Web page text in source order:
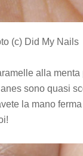
(c) Did My Nails
alla
sono quasi
la mano